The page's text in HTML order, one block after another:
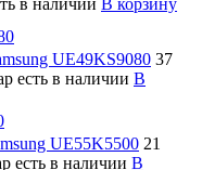
UE49KS9080 37
есть в наличии В
UE55K5500 21
есть в наличии В